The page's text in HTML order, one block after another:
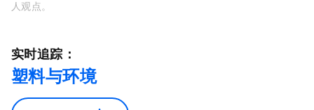
人观点。
实时追踪：
塑料与环境